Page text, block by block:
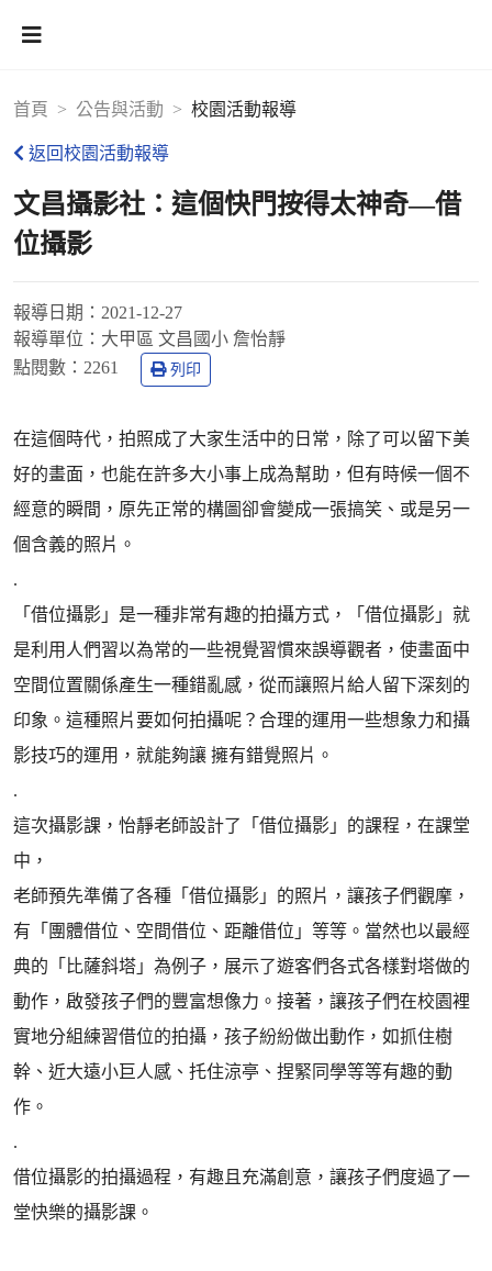
首頁 公告與活動 校園活動報導
返回校園活動報導
文昌攝影社：這個快門按得太神奇—借
位攝影
報導日期： 2021-12-27
報導單位： 大甲區 文昌國小 詹怡靜
點閱數： 2261 列印
在這個時代，拍照成了大家生活中的日常，除了可以留下美
好的畫面，也能在許多大小事上成為幫助，但有時候一個不
經意的瞬間，原先正常的構圖卻會變成一張搞笑、或是另一
個含義的照片。
.
「借位攝影」是一種非常有趣的拍攝方式，「借位攝影」就
是利用人們習以為常的一些視覺習慣來誤導觀者，使畫面中
空間位置關係產生一種錯亂感，從而讓照片給人留下深刻的
印象。這種照片要如何拍攝呢？合理的運用一些想象力和攝
影技巧的運用，就能夠讓 擁有錯覺照片。
.
這次攝影課，怡靜老師設計了「借位攝影」的課程，在課堂
中，
老師預先準備了各種「借位攝影」的照片，讓孩子們觀摩，
有「團體借位、空間借位、距離借位」等等。當然也以最經
典的「比薩斜塔」為例子，展示了遊客們各式各樣對塔做的
動作，啟發孩子們的豐富想像力。接著，讓孩子們在校園裡
實地分組練習借位的拍攝，孩子紛紛做出動作，如抓住樹
幹、近大遠小巨人感、托住涼亭、捏緊同學等等有趣的動
作。
.
借位攝影的拍攝過程，有趣且充滿創意，讓孩子們度過了一
堂快樂的攝影課。